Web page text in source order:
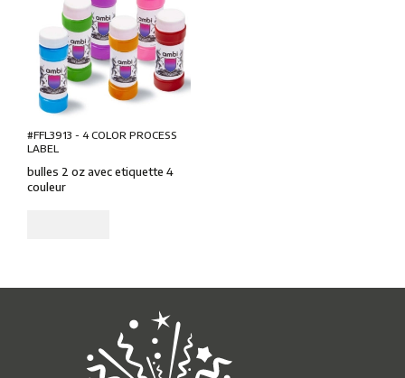
#FFL3913 - 4 COLOR PROCESS
LABEL
bulles 2 oz avec etiquette 4
couleur